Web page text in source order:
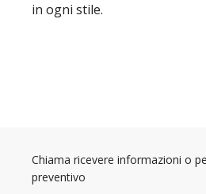
in ogni stile.
Chiama ricevere informazioni o
preventivo